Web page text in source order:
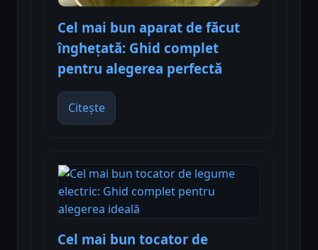
Cel mai bun aparat de făcut
înghețată: Ghid complet
pentru alegerea perfectă
Citește
Cel mai bun tocator de